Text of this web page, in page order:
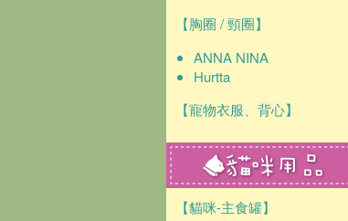
【胸圈 / 頸圈】
ANNA NINA
Hurtta
【寵物衣服、背心】
【貓咪-主食罐】